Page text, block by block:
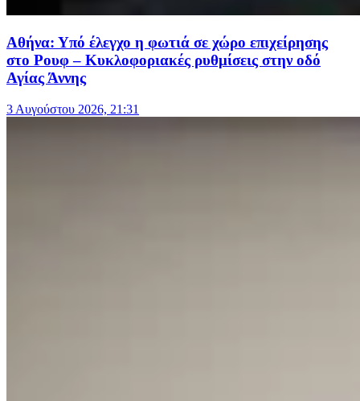
Αθήνα: Υπό έλεγχο η φωτιά σε χώρο επιχείρησης
στο Ρουφ – Κυκλοφοριακές ρυθμίσεις στην οδό
Αγίας Άννης
3 Αυγούστου 2026, 21:31